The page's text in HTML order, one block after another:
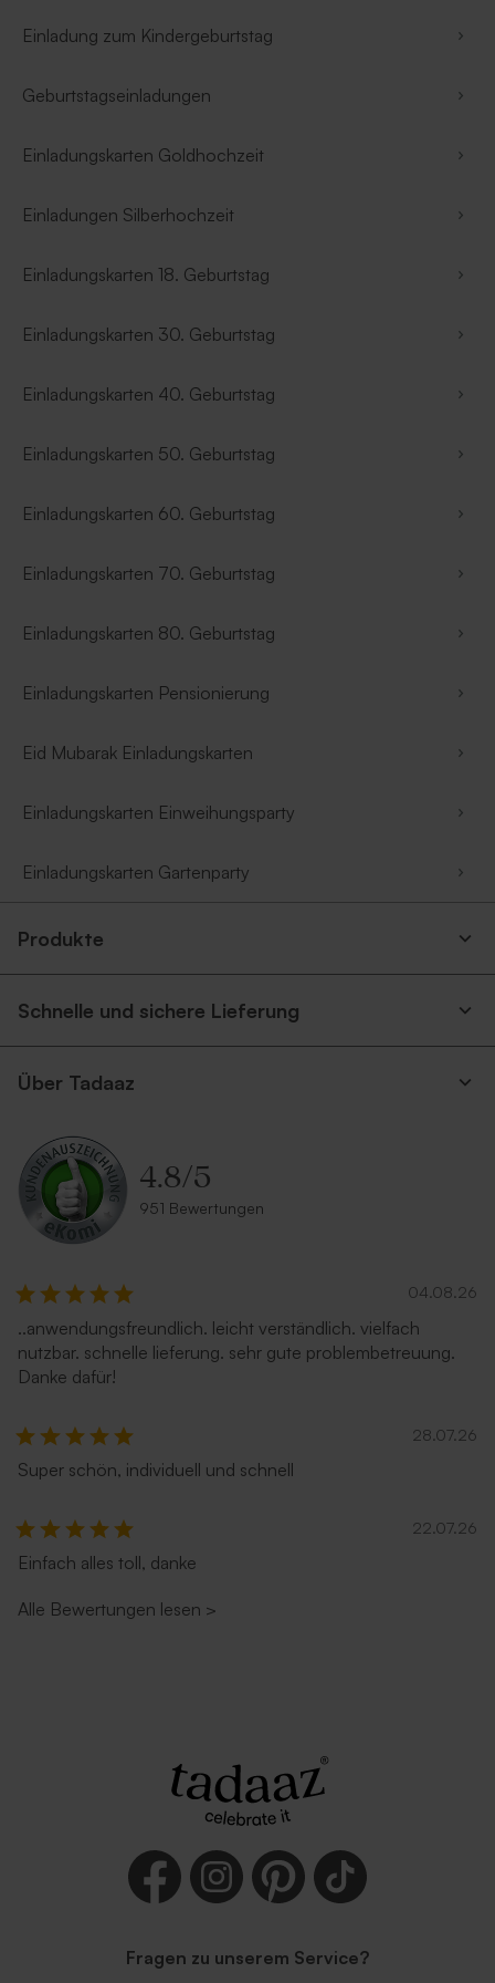
Einladung zum Kindergeburtstag
Geburtstagseinladungen
Einladungskarten Goldhochzeit
Einladungen Silberhochzeit
Einladungskarten 18. Geburtstag
Einladungskarten 30. Geburtstag
Einladungskarten 40. Geburtstag
Einladungskarten 50. Geburtstag
Einladungskarten 60. Geburtstag
Einladungskarten 70. Geburtstag
Einladungskarten 80. Geburtstag
Einladungskarten Pensionierung
Eid Mubarak Einladungskarten
Einladungskarten Einweihungsparty
Einladungskarten Gartenparty
Produkte
Schnelle und sichere Lieferung
Über Tadaaz
4.8/5
951 Bewertungen
04.08.26
..anwendungsfreundlich. leicht verständlich. vielfach
nutzbar. schnelle lieferung. sehr gute problembetreuung.
Danke dafür!
28.07.26
Super schön, individuell und schnell
22.07.26
Einfach alles toll, danke
Alle Bewertungen lesen >
Fragen zu unserem Service?